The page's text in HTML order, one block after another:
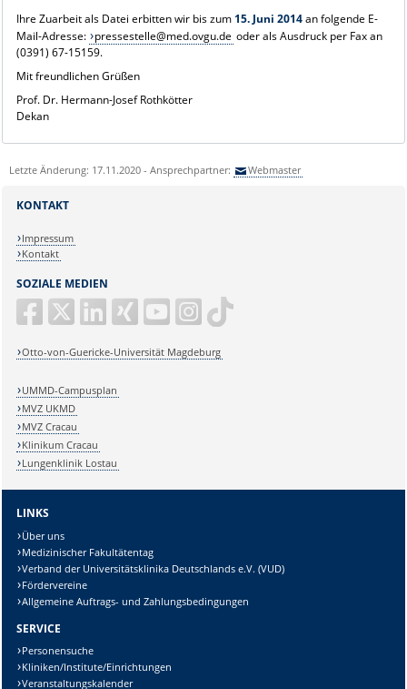
Ihre Zuarbeit als Datei erbitten wir bis zum 15. Juni 2014an folgende E-
Mail-Adresse: pressestelle@med.ovgu.de oder als Ausdruck per Fax an
(0391) 67-15159.
Mit freundlichen Grüßen
Prof. Dr. Hermann-Josef Rothkötter
Dekan
Letzte Änderung: 17.11.2020 - Ansprechpartner: Webmaster
SOZIALE MEDIEN
Otto-von-Guericke-Universität Magdeburg
KONTAKT
Impressum
Kontakt
UMMD-Campusplan
MVZ UKMD
MVZ Cracau
Klinikum Cracau
Lungenklinik Lostau
LINKS
Über uns
Medizinischer Fakultätentag
Verband der Universitätsklinika Deutschlands e.V. (VUD)
Fördervereine
Allgemeine Auftrags- und Zahlungsbedingungen
SERVICE
Personensuche
Kliniken/Institute/Einrichtungen
Veranstaltungskalender